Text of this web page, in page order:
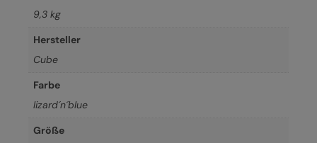
9,3 kg
Hersteller
Cube
Farbe
lizard´n´blue
Größe